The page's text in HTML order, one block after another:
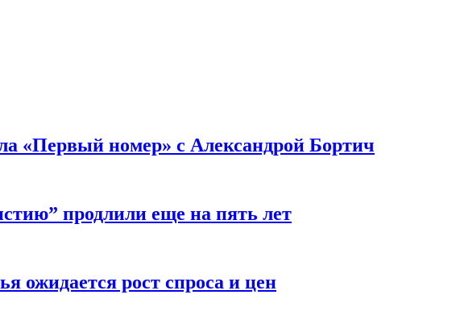
«Первый номер» с Александрой Бортич
продлили еще на пять лет
ожидается рост спроса и цен